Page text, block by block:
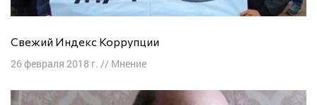
Свежий Индекс Коррупции
26 февраля 2018 г. // Мнение